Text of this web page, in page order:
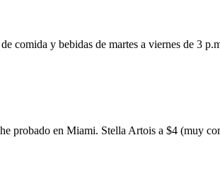
y bebidas de martes a viernes de 3
probado en Miami. Stella Artois a $4 (muy